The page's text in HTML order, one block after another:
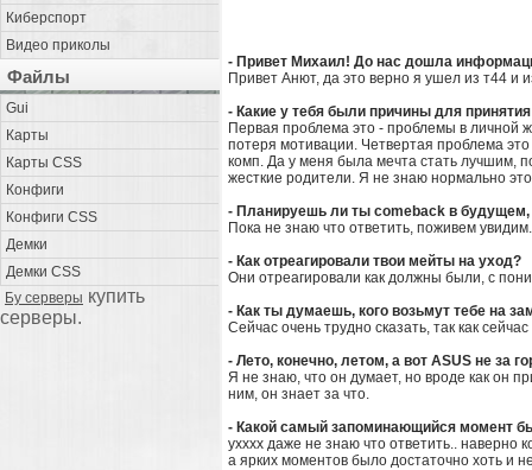
Киберспорт
Видео приколы
Файлы
Gui
Карты
Карты CSS
Конфиги
Конфиги CSS
Демки
Демки CSS
Бу серверы купить
серверы.
- Привет Михаил! До нас дошла
Привет Анют, да это верно я ушел из т44 и
- Какие у тебя были причины для
Первая проблема это - проблемы в личной
потеря мотивации. Четвертая проблема
комп. Да у меня была мечта стать лучшим,
жесткие родители. Я не знаю нормально
- Планируешь ли ты comeback в будущем,
Пока не знаю что ответить, поживем увидим.
- Как отреагировали твои мейты на уход?
Они отреагировали как должны были, с
- Как ты думаешь, кого возьмут тебе на
Сейчас очень трудно сказать, так как
- Лето, конечно, летом, а вот ASUS не за
Я не знаю, что он думает, но вроде как он
ним, он знает за что.
- Какой самый запоминающийся момент
ухххх даже не знаю что ответить..
а ярких моментов было достаточно хоть и